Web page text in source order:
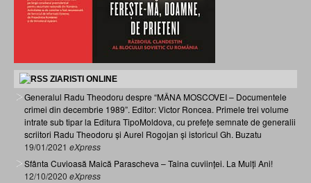
ZIARISTI ONLINE
Generalul Radu Theodoru despre “MÂNA MOSCOVEI – Documentele
crimei din decembrie 1989”. Editor: Victor Roncea. Primele trei volume
intrate sub tipar la Editura TipoMoldova, cu prefețe semnate de generalii
scriitori Radu Theodoru și Aurel Rogojan și istoricul Gh. Buzatu
19/01/2021 eXpress
Sfânta Cuvioasă Maică Parascheva – Taina cuviinței. La Mulți Ani!
12/10/2020 eXpress